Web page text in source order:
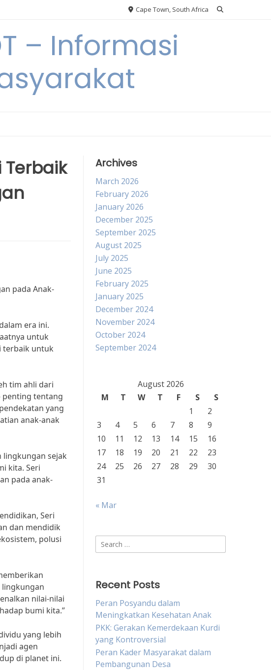
Cape Town, South Africa
– Informasi
Terbaik
pada Anak-
era ini.
untuk
terbaik untuk
tim ahli dari
penting tentang
yang
anak-anak
lingkungan sejak
kita. Seri
pada anak-
Seri
dan mendidik
polusi
lingkungan
nilai-nilai
bumi kita.”
yang lebih
agen
di planet ini.
Archives
March 2026
February 2026
January 2026
December 2025
September 2025
August 2025
July 2025
June 2025
February 2025
January 2025
December 2024
November 2024
October 2024
September 2024
August 2026
M
T W T F S
S
1
2
3
4 5 6 7 8
9
10
11 12 13 14 15
16
17
18 19 20 21 22
23
24
25 26 27 28 29
30
31
« Mar
Search
for:
Recent Posts
Peran Posyandu dalam
Meningkatkan Kesehatan Anak
PKK: Gerakan Kemerdekaan Kurdi
yang Kontroversial
Peran Kader Masyarakat dalam
Pembangunan Desa